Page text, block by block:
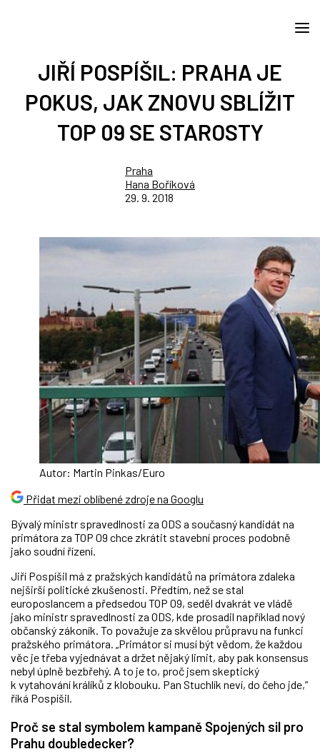
JIŘÍ POSPÍŠIL: PRAHA JE
POKUS, JAK ZNOVU SBLÍŽIT
TOP 09 SE STAROSTY
Praha
Hana Boříková
29. 9. 2018
Autor: Martin Pinkas/Euro
Přidat mezi oblíbené zdroje na Googlu
Bývalý ministr spravedlnosti za ODS a současný kandidát na
primátora za TOP 09 chce zkrátit stavební proces podobně
jako soudní řízení.
Jiří Pospíšil má z pražských kandidátů na primátora zdaleka
nejširší politické zkušenosti. Předtím, než se stal
europoslancem a předsedou TOP 09, seděl dvakrát ve vládě
jako ministr spravedlnosti za ODS, kde prosadil například nový
občanský zákoník. To považuje za skvělou průpravu na funkci
pražského primátora. „Primátor si musí být vědom, že každou
věc je třeba vyjednávat a držet nějaký limit, aby pak konsensus
nebyl úplně bezbřehý. A to je to, proč jsem skeptický
k vytahování králíků z klobouku. Pan Stuchlík neví, do čeho jde,“
říká Pospíšil.
Proč se stal symbolem kampaně Spojených sil pro
Prahu doubledecker?